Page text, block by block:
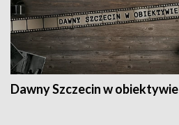
Dawny Szczecin w obiektywie